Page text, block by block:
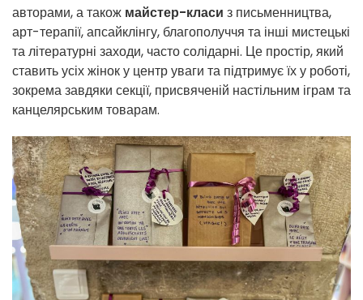
авторами, а також майстер-класи з письменництва,
арт-терапії, апсайклінгу, благополуччя та інші мистецькі
та літературні заходи, часто солідарні. Це простір, який
ставить усіх жінок у центр уваги та підтримує їх у роботі,
зокрема завдяки секції, присвяченій настільним іграм та
канцелярським товарам.